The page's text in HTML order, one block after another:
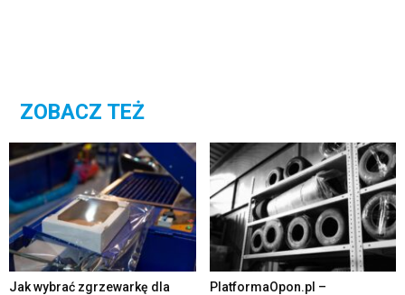
ZOBACZ TEŻ
Jak wybrać zgrzewarkę dla
PlatformaOpon.pl –